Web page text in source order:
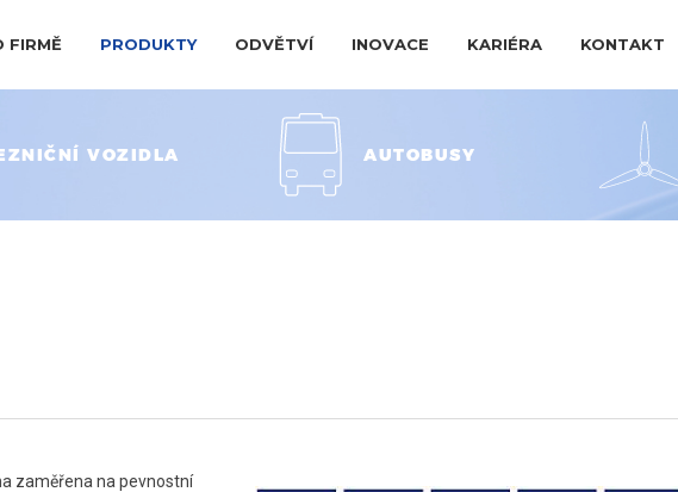
FIRMĚ PRODUKTY ODVĚTVÍ INOVACE KARIÉRA KONTAKT
VOZIDLA AUTOBUSY
zaměřena na pevnostní